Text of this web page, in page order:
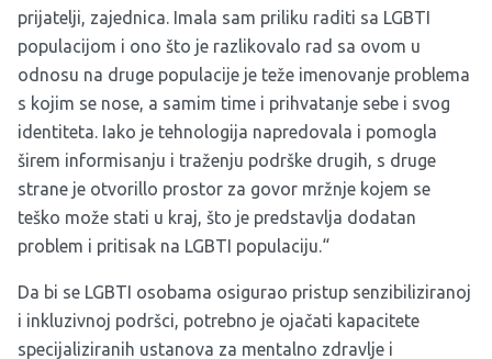
prijatelji, zajednica. Imala sam priliku raditi sa LGBTI
populacijom i ono što je razlikovalo rad sa ovom u
odnosu na druge populacije je teže imenovanje problema
s kojim se nose, a samim time i prihvatanje sebe i svog
identiteta. Iako je tehnologija napredovala i pomogla
širem informisanju i traženju podrške drugih, s druge
strane je otvorillo prostor za govor mržnje kojem se
teško može stati u kraj, što je predstavlja dodatan
problem i pritisak na LGBTI populaciju.“
Da bi se LGBTI osobama osigurao pristup senzibiliziranoj
i inkluzivnoj podršci, potrebno je ojačati kapacitete
specijaliziranih ustanova za mentalno zdravlje i